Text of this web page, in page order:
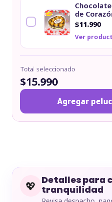
de
$11.990
Ver
Total seleccionado
$15.990
Agregar
💖 Detalles para
tranquilidad